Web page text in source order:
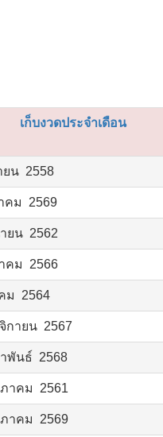
เก็บงวดประจำเดือน
ยน 2558
คม 2569
ยน 2562
คม 2566
ม 2564
กายน 2567
พันธ์ 2568
าคม 2561
าคม 2569